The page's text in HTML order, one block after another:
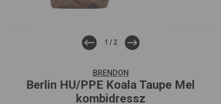
1 / 2
BRENDON
Berlin HU/PPE Koala Taupe Mel
kombidressz